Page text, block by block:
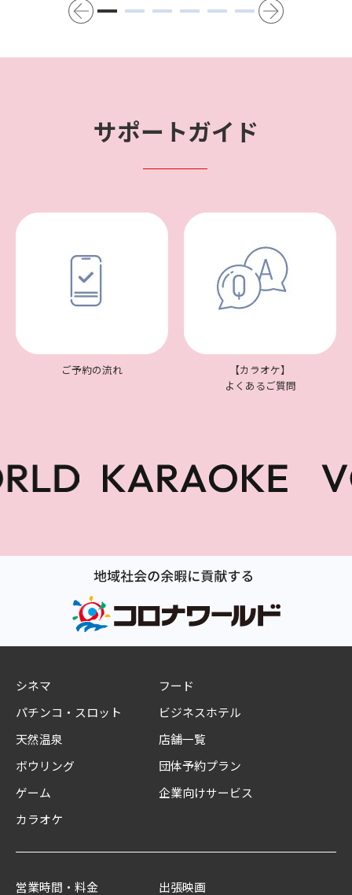
サポートガイド
ご予約の流れ
【カラオケ】
よくあるご質問
シネマ
パチンコ・スロット
天然温泉
ボウリング
ゲーム
カラオケ
フード
ビジネスホテル
店舗一覧
団体予約プラン
企業向けサービス
営業時間・料金 出張映画